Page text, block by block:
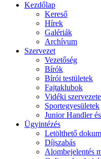
Kezdőlap
Kereső
Hírek
Galériák
Archívum
Szervezet
Vezetőség
Bírók
Bírói testületek
Fajtaklubok
Vidéki
Sportegyesületek
Junior Handler
Ügyintézés
Letölthető
Díjszabás
Alombejelentés